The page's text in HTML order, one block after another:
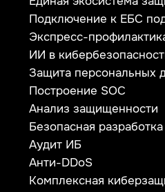
620100, г. Екатеринбург
ул. Ткачей, дом 6
© 2026 ООО «УЦСБ». Все права защищены.
Политика конфиденциальности